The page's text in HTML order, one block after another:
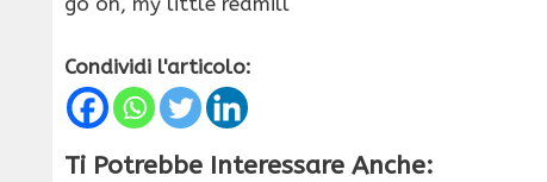
Condividi l'articolo:
Ti Potrebbe Interessare Anche: